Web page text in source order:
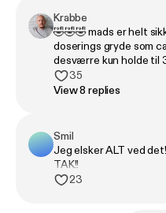
Krabbe
🤣🤣🤣 mads er helt
doserings gryde som
desværre kun holde til
35
View 8 replies
Smil
Jeg elsker ALT ved
TAK!!
23